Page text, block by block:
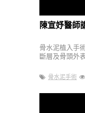
陳宣妤醫師
骨水泥植入手
斷層及骨頭外
骨水泥手術